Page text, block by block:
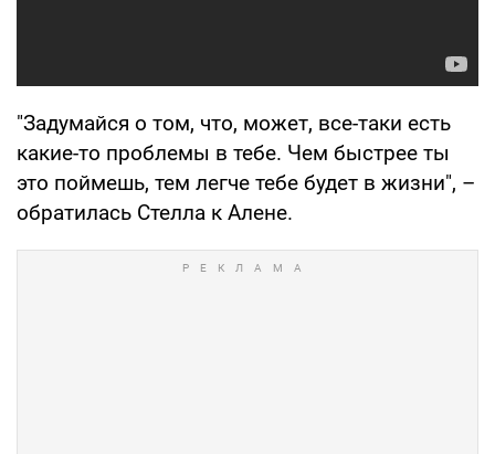
"Задумайся о том, что, может, все-таки есть
какие-то проблемы в тебе. Чем быстрее ты
это поймешь, тем легче тебе будет в жизни", –
обратилась Стелла к Алене.